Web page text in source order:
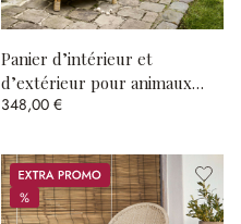
Panier d’intérieur et
d’extérieur pour animaux
Brinelza
348,00 €
Promos
%
%